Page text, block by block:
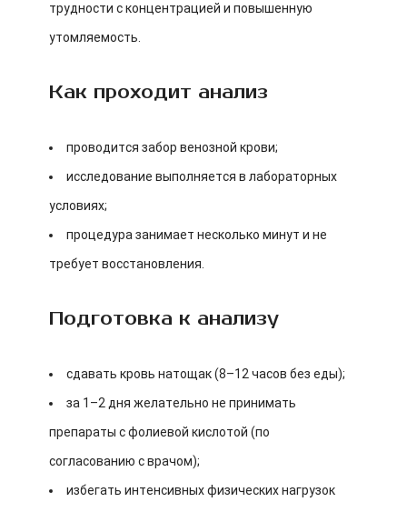
трудности с концентрацией и повышенную
утомляемость.
Как проходит анализ
проводится забор венозной крови;
исследование выполняется в лабораторных
условиях;
процедура занимает несколько минут и не
требует восстановления.
Подготовка к анализу
сдавать кровь натощак (8–12 часов без еды);
за 1–2 дня желательно не принимать
препараты с фолиевой кислотой (по
согласованию с врачом);
избегать интенсивных физических нагрузок